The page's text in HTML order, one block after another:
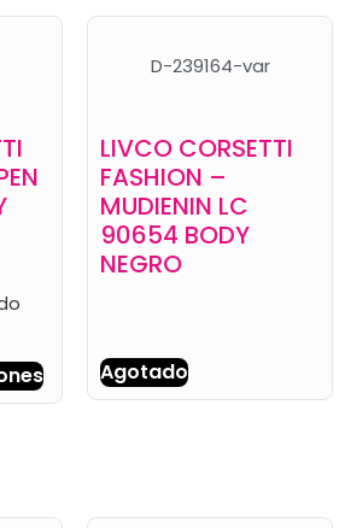
D-239164-var
LIVCO CORSETTI
FASHION –
MUDIENIN LC
90654 BODY
NEGRO
Agotado